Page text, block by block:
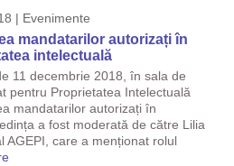
| Evenimente
mandatarilor autorizați în
intelectuală
11 decembrie 2018, în sala de
pentru Proprietatea Intelectuală
mandatarilor autorizați în
a fost moderată de către Lilia
AGEPI, care a menționat rolul